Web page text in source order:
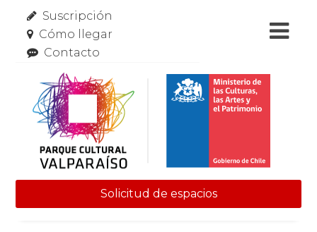
Suscripción
Cómo llegar
Contacto
Solicitud de espacios